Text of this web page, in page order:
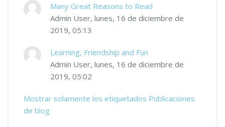
Many Great Reasons to Read
Admin User, lunes, 16 de diciembre de
2019, 05:13
Learning, Friendship and Fun
Admin User, lunes, 16 de diciembre de
2019, 05:02
Mostrar solamente los etiquetados Publicaciones
de blog